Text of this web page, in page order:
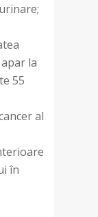
la
55
al
în